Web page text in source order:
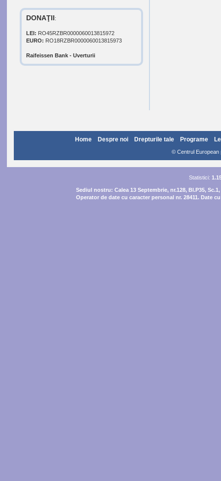
DONAŢII:
LEI: RO45RZBR0000060013815972
EURO: RO18RZBR0000060013815973
Raifeissen Bank - Uverturii
Home Despre noi Drepturile tale Programe
© Centrul European
Statistici:
Sediul nostru: Calea 13 Septembrie, nr.128, Bl.P35,
Operator de date cu caracter personal nr. 28411. Date